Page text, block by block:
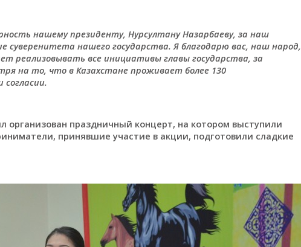
нашему президенту, Нурсултану Назарбаеву, за наш
суверенитета нашего государства. Я благодарю вас, наш народ,
реализовывать все инициативы главы государства, за
на то, что в Казахстане проживает более 130
организован праздничный концерт, на котором выступили
принявшие участие в акции, подготовили сладкие